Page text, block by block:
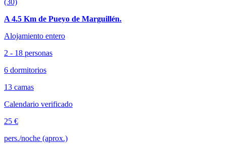
(30)
A 4.5 Km de Pueyo de Marguillén.
Alojamiento entero
2 - 18 personas
6 dormitorios
13 camas
Calendario verificado
25 €
pers./noche (aprox.)